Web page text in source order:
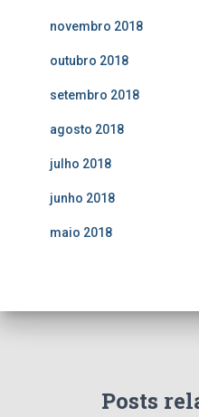
novembro 2018
outubro 2018
setembro 2018
agosto 2018
julho 2018
junho 2018
maio 2018
Posts